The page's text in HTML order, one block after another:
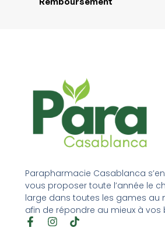
Parapharmacie Casablanca
vous proposer toute l’année le
large dans toutes les games au
afin de répondre au mieux à vos